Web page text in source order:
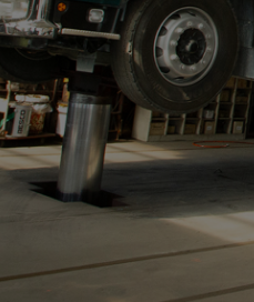
検査
鈑金･塗装
自動車ガラス
訪問特定整備